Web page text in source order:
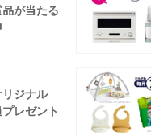
品が当たる
リジナル
レゼント